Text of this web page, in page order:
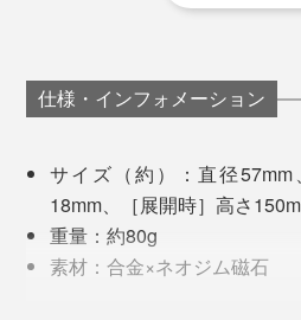
仕様・インフォメーション
サイズ（約）：直径
18mm、［展開時］高さ
重量：約80g
素材：合金×ネオジム磁石